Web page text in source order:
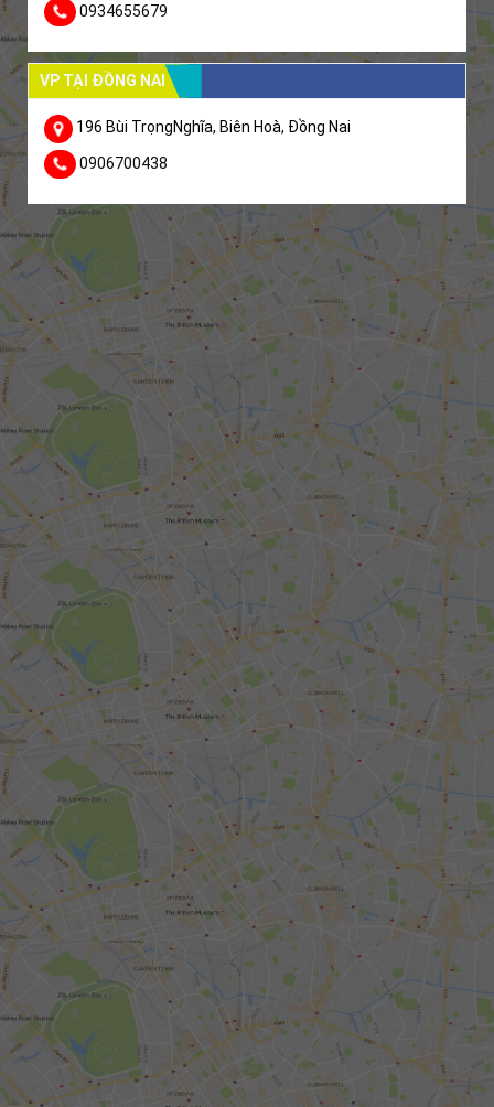
0934655679
VP TẠI ĐỒNG NAI
196 Bùi TrọngNghĩa, Biên Hoà, Đồng Nai
0906700438